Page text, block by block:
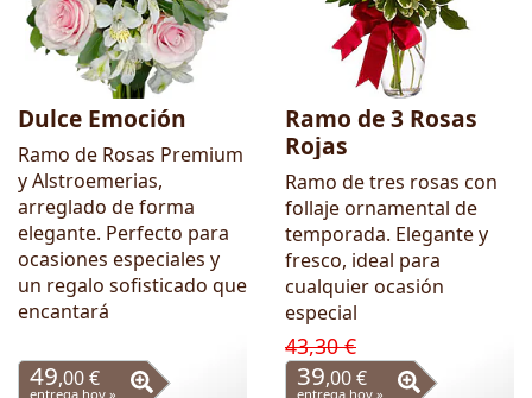
Dulce Emoción
Ramo de Rosas Premium
y Alstroemerias,
arreglado de forma
elegante. Perfecto para
ocasiones especiales y
un regalo sofisticado que
encantará
49,00 €
entrega hoy »
Ramo de 3 Rosas
Rojas
Ramo de tres rosas con
follaje ornamental de
temporada. Elegante y
fresco, ideal para
cualquier ocasión
especial
43,30 €
39,00 €
entrega hoy »